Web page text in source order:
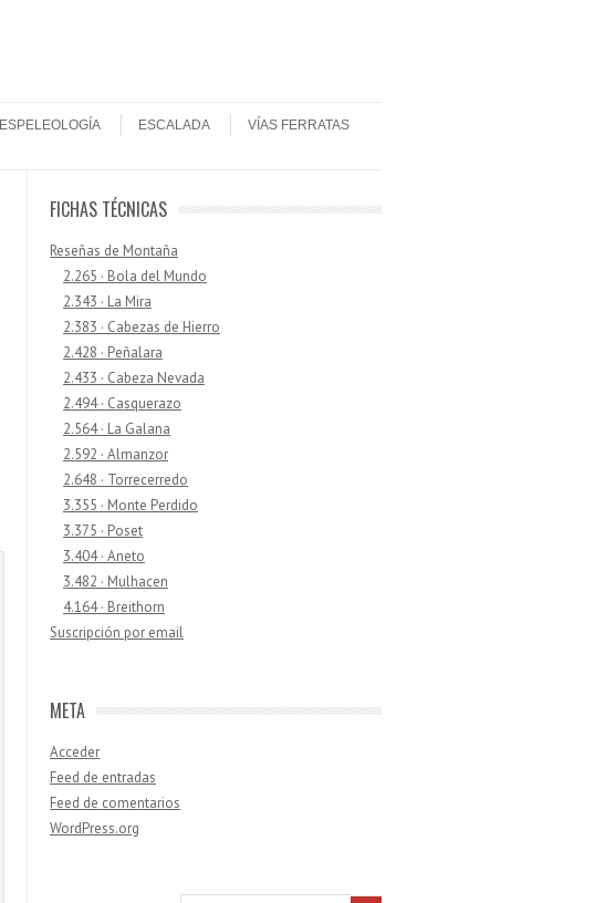
ESPELEOLOGÍA ESCALADA
VÍAS FERRATAS
FICHAS TÉCNICAS
Reseñas de Montaña
2.265 · Bola del Mundo
2.343 · La Mira
2.383 · Cabezas de Hierro
2.428 · Peñalara
2.433 · Cabeza Nevada
2.494 · Casquerazo
2.564 · La Galana
2.592 · Almanzor
2.648 · Torrecerredo
3.355 · Monte Perdido
3.375 · Poset
3.404 · Aneto
3.482 · Mulhacen
4.164 · Breithorn
Suscripción por email
META
Acceder
Feed de entradas
Feed de comentarios
WordPress.org